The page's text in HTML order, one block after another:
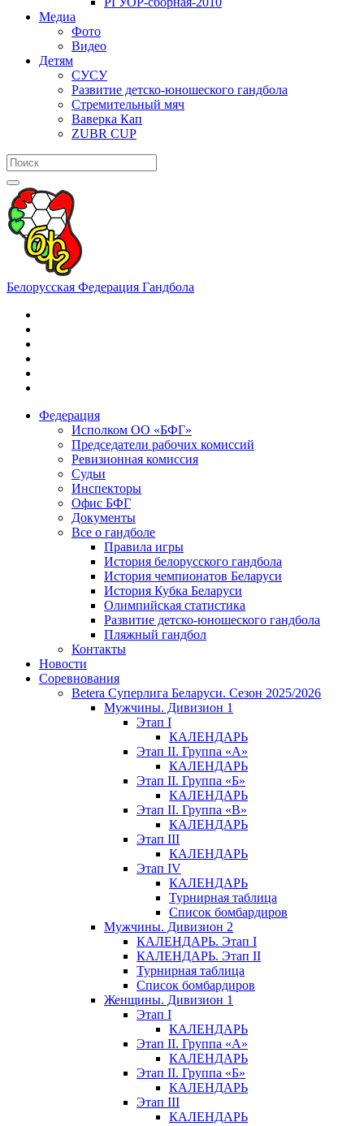
Медиа
Фото
Видео
Детям
СУСУ
Развитие детско-юношеского гандбола
Стремительный мяч
Ваверка Кап
ZUBR CUP
Белорусская Федерация Гандбола
Федерация
Исполком ОО «БФГ»
Председатели рабочих комиссий
Ревизионная комиссия
Судьи
Инспекторы
Офис БФГ
Документы
Все о гандболе
Правила игры
История белорусского гандбола
История чемпионатов Беларуси
История Кубка Беларуси
Олимпийская статистика
Развитие детско-юношеского гандбола
Пляжный гандбол
Контакты
Новости
Соревнования
Betera Суперлига Беларуси. Сезон 2025/2026
Мужчины. Дивизион 1
Этап I
КАЛЕНДАРЬ
Этап II. Группа «А»
КАЛЕНДАРЬ
Этап II. Группа «Б»
КАЛЕНДАРЬ
Этап II. Группа «В»
КАЛЕНДАРЬ
Этап III
КАЛЕНДАРЬ
Этап IV
КАЛЕНДАРЬ
Турнирная таблица
Список бомбардиров
Мужчины. Дивизион 2
КАЛЕНДАРЬ. Этап I
КАЛЕНДАРЬ. Этап II
Турнирная таблица
Список бомбардиров
Женщины. Дивизион 1
Этап I
КАЛЕНДАРЬ
Этап II. Группа «А»
КАЛЕНДАРЬ
Этап II. Группа «Б»
КАЛЕНДАРЬ
Этап III
КАЛЕНДАРЬ